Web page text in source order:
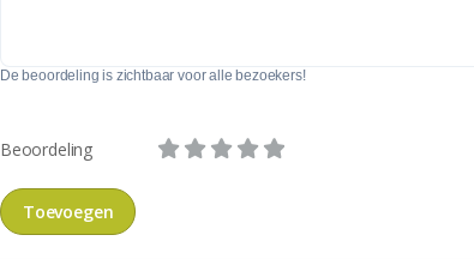
De beoordeling is zichtbaar voor alle bezoekers!
Beoordeling